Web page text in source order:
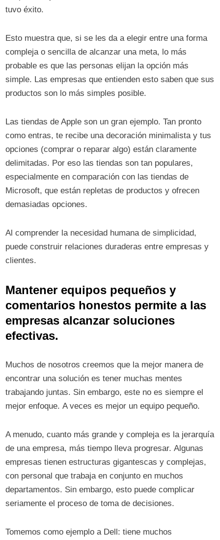
tuvo éxito.
Esto muestra que, si se les da a elegir entre una forma
compleja o sencilla de alcanzar una meta, lo más
probable es que las personas elijan la opción más
simple. Las empresas que entienden esto saben que sus
productos son lo más simples posible.
Las tiendas de Apple son un gran ejemplo. Tan pronto
como entras, te recibe una decoración minimalista y tus
opciones (comprar o reparar algo) están claramente
delimitadas. Por eso las tiendas son tan populares,
especialmente en comparación con las tiendas de
Microsoft, que están repletas de productos y ofrecen
demasiadas opciones.
Al comprender la necesidad humana de simplicidad,
puede construir relaciones duraderas entre empresas y
clientes.
Mantener equipos pequeños y
comentarios honestos permite a las
empresas alcanzar soluciones
efectivas.
Muchos de nosotros creemos que la mejor manera de
encontrar una solución es tener muchas mentes
trabajando juntas. Sin embargo, este no es siempre el
mejor enfoque. A veces es mejor un equipo pequeño.
A menudo, cuanto más grande y compleja es la jerarquía
de una empresa, más tiempo lleva progresar. Algunas
empresas tienen estructuras gigantescas y complejas,
con personal que trabaja en conjunto en muchos
departamentos. Sin embargo, esto puede complicar
seriamente el proceso de toma de decisiones.
Tomemos como ejemplo a Dell: tiene muchos